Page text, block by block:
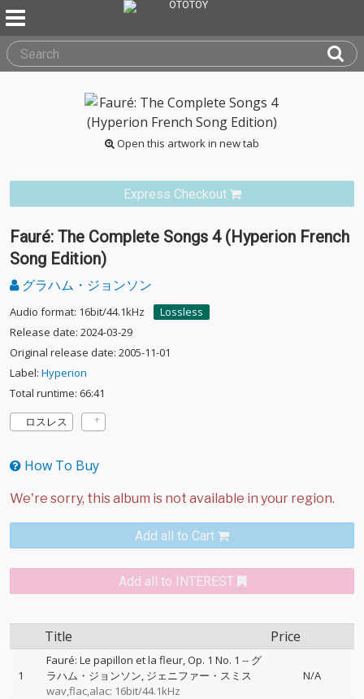
Open this artwork in new tab
Express Checkout
Fauré: The Complete Songs 4 (Hyperion French
Song Edition)
グラハム・ジョンソン
Audio format: 16bit/44.1kHz
Lossless
Release date: 2024-03-29
Original release date: 2005-11-01
Label: Hyperion
Total runtime: 66:41
ロスレス
How To Buy
Add all to Cart
Add all to INTEREST
Title Price
1
Fauré: Le papillon et la fleur, Op. 1 No. 1 -- グ
ラハム・ジョンソン ジェニファー・スミス
wav,flac,alac: 16bit/44.1kHz
N/A